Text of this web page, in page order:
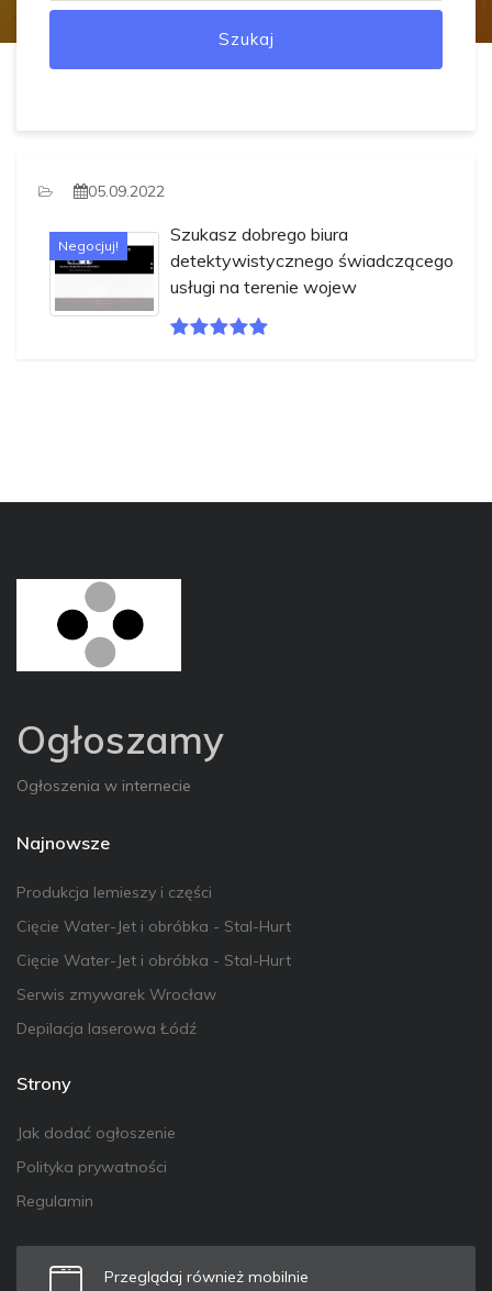
Szukaj
05.09.2022
Negocjuj!
Szukasz dobrego biura
detektywistycznego świadczącego
usługi na terenie wojew
Ogłoszamy
Ogłoszenia w internecie
Najnowsze
Produkcja lemieszy i części
Cięcie Water-Jet i obróbka - Stal-Hurt
Cięcie Water-Jet i obróbka - Stal-Hurt
Serwis zmywarek Wrocław
Depilacja laserowa Łódź
Strony
Jak dodać ogłoszenie
Polityka prywatności
Regulamin
Przeglądaj również mobilnie